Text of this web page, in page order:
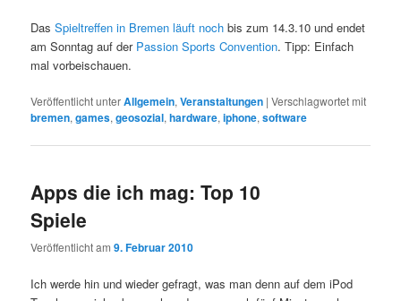
DasSpieltreffen in Bremen läuft noch bis zum 14.3.10 und endet
am Sonntag auf der Passion Sports Convention. Tipp: Einfach
mal vorbeischauen.
Veröffentlicht unterAllgemein,Veranstaltungen |Verschlagwortet mit
bremen,games,geosozial,hardware,iphone,software
Apps die ich mag: Top 10
Spiele
Veröffentlicht am9. Februar 2010
Ich werde hin und wieder gefragt, was man denn auf dem iPod